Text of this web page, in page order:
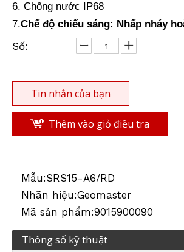
Đường năng lượng mặt trời
6. Chống nước IP68
7.Chế độ chiếu sáng: Nhấp nháy
Số:
Tin nhắn của bạn
Thêm vào giỏ điều tra
Mẫu:SRS15-A6/RD
Nhãn hiệu:Geomaster
Mã sản phẩm:9015900090
Thông số kỹ thuật